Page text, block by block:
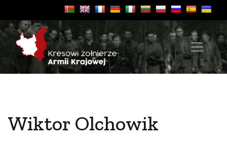
Wiktor Olchowik